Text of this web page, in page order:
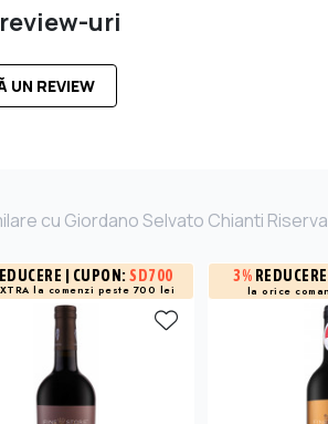
uri
UN REVIEW
cu Giordano Selvato Chianti
| CUPON:SD700
la comenzi peste 700 lei
3% REDUCERE
la orice